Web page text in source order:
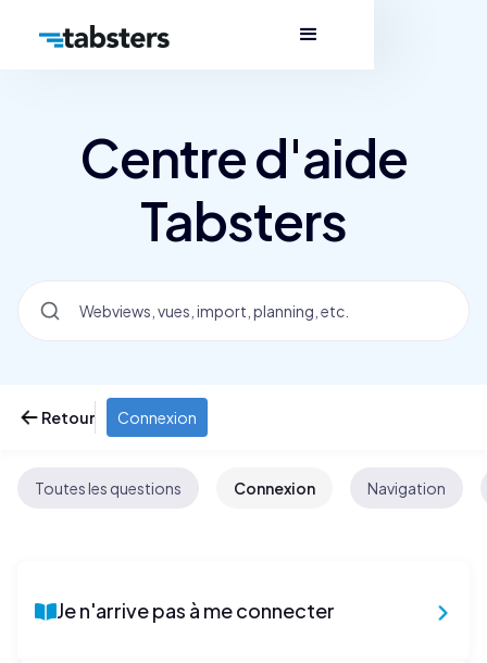
Centre d'aide
Tabsters
Retour Connexion
Toutes les questions Connexion Navigation
Je n'arrive pas à me connecter